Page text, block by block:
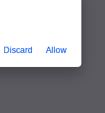
Discard Allow